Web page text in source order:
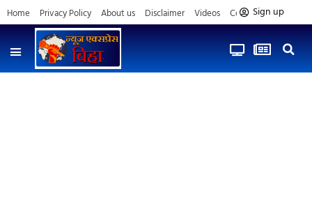
Home Privacy Policy About us Disclaimer Videos Contact us
Sign up